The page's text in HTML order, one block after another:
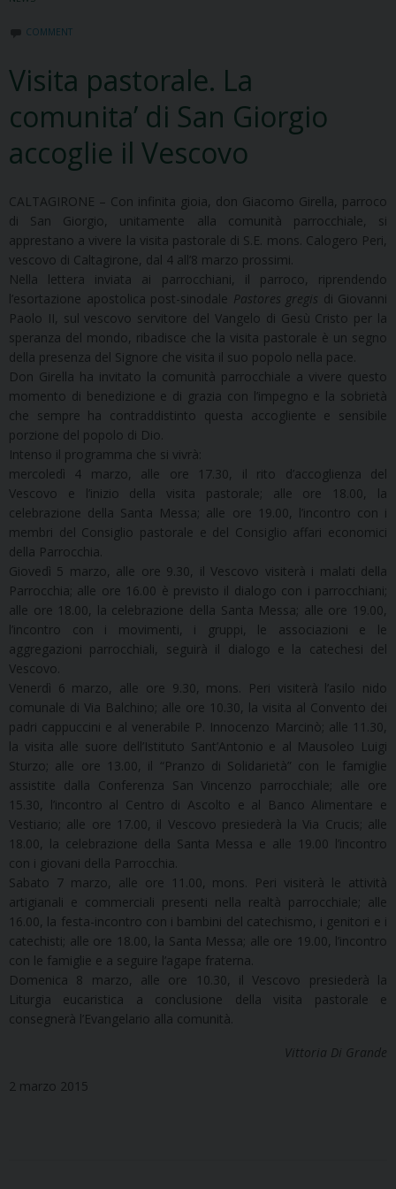
COMMENT
Visita pastorale. La
comunita’ di San Giorgio
accoglie il Vescovo
CALTAGIRONE – Con infinita gioia, don Giacomo Girella, parroco
di San Giorgio, unitamente alla comunità parrocchiale, si
apprestano a vivere la visita pastorale di S.E. mons. Calogero Peri,
vescovo di Caltagirone, dal 4 all’8 marzo prossimi.
Nella lettera inviata ai parrocchiani, il parroco, riprendendo
l’esortazione apostolica post-sinodale Pastores gregis di Giovanni
Paolo II, sul vescovo servitore del Vangelo di Gesù Cristo per la
speranza del mondo, ribadisce che la visita pastorale è un segno
della presenza del Signore che visita il suo popolo nella pace.
Don Girella ha invitato la comunità parrocchiale a vivere questo
momento di benedizione e di grazia con l’impegno e la sobrietà
che sempre ha contraddistinto questa accogliente e sensibile
porzione del popolo di Dio.
Intenso il programma che si vivrà:
mercoledì 4 marzo, alle ore 17.30, il rito d’accoglienza del
Vescovo e l’inizio della visita pastorale; alle ore 18.00, la
celebrazione della Santa Messa; alle ore 19.00, l’incontro con i
membri del Consiglio pastorale e del Consiglio affari economici
della Parrocchia.
Giovedì 5 marzo, alle ore 9.30, il Vescovo visiterà i malati della
Parrocchia; alle ore 16.00 è previsto il dialogo con i parrocchiani;
alle ore 18.00, la celebrazione della Santa Messa; alle ore 19.00,
l’incontro con i movimenti, i gruppi, le associazioni e le
aggregazioni parrocchiali, seguirà il dialogo e la catechesi del
Vescovo.
Venerdì 6 marzo, alle ore 9.30, mons. Peri visiterà l’asilo nido
comunale di Via Balchino; alle ore 10.30, la visita al Convento dei
padri cappuccini e al venerabile P. Innocenzo Marcinò; alle 11.30,
la visita alle suore dell’Istituto Sant’Antonio e al Mausoleo Luigi
Sturzo; alle ore 13.00, il “Pranzo di Solidarietà” con le famiglie
assistite dalla Conferenza San Vincenzo parrocchiale; alle ore
15.30, l’incontro al Centro di Ascolto e al Banco Alimentare e
Vestiario; alle ore 17.00, il Vescovo presiederà la Via Crucis; alle
18.00, la celebrazione della Santa Messa e alle 19.00 l’incontro
con i giovani della Parrocchia.
Sabato 7 marzo, alle ore 11.00, mons. Peri visiterà le attività
artigianali e commerciali presenti nella realtà parrocchiale; alle
16.00, la festa-incontro con i bambini del catechismo, i genitori e i
catechisti; alle ore 18.00, la Santa Messa; alle ore 19.00, l’incontro
con le famiglie e a seguire l’agape fraterna.
Domenica 8 marzo, alle ore 10.30, il Vescovo presiederà la
Liturgia eucaristica a conclusione della visita pastorale e
consegnerà l’Evangelario alla comunità.
Vittoria Di Grande
2 marzo 2015